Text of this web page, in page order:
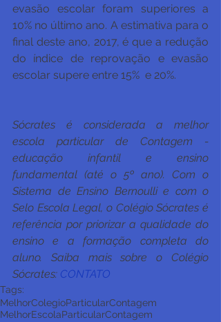
evasão escolar foram superiores a
10% no último ano. A estimativa para o
final deste ano, 2017, é que a redução
do índice de reprovação e evasão
escolar supere entre 15%  e 20%.
Sócrates é considerada a melhor
escola particular de Contagem -
educação infantil e ensino
fundamental (até o 5º ano). Com o
Sistema de Ensino Bernoulli e com o
Selo Escola Legal, o Colégio Sócrates é
referência por priorizar a qualidade do
ensino e a formação completa do
aluno. Saiba mais sobre o Colégio
Sócrates: CONTATO
Tags:
MelhorColegioParticularContagem
MelhorEscolaParticularContagem